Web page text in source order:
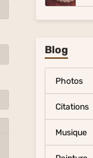
Blog
Photos
Citations
Musique